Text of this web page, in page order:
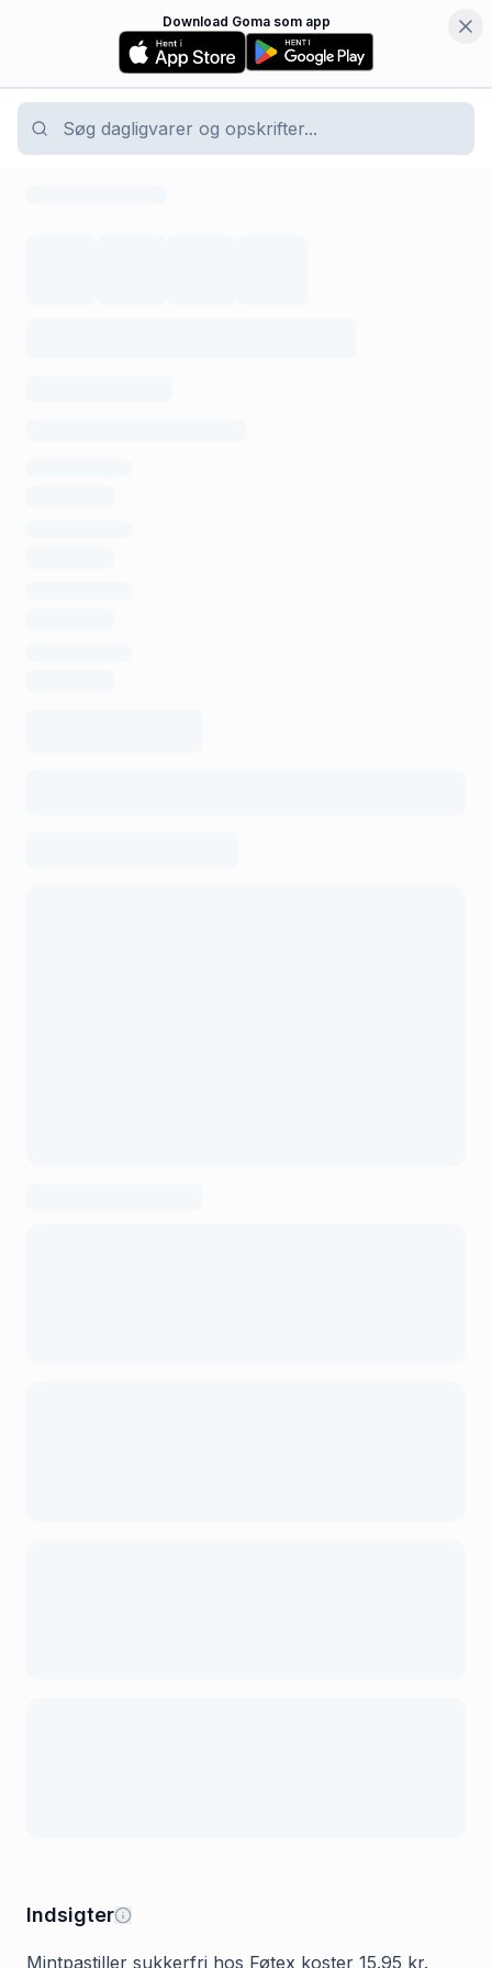
Download Goma som app
Indsigter
Mintpastiller sukkerfri hos Føtex koster 15.95 kr.